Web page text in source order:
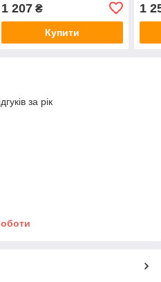
1 207₴
Купити
1
за рік